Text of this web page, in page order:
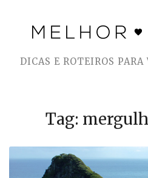
content
DICAS E ROTEIROS
Tag: